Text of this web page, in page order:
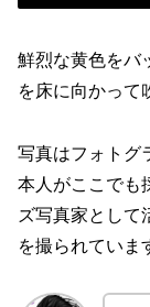
鮮烈な黄色をバ
を床に向かって
写真はフォトグ
本人がここでも
ズ写真家として
を撮られていま